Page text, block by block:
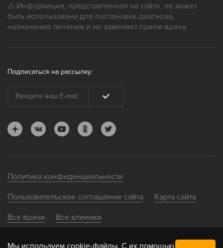
⚠ Информация, представленная на сайте, не может
быть использована для постановки диагноза,
назначения лечения и не заменяет прием врача.
Подписаться на рассылку:
Политика конфиденциальности
Пользовательское соглашение сайта Карта сайта
Все врачи Все клиники
Мы используем cookie-файлы. С их помощью